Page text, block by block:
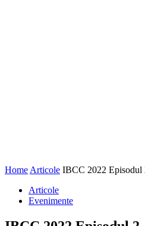
Home Articole IBCC 2022 Episodul
Articole
Evenimente